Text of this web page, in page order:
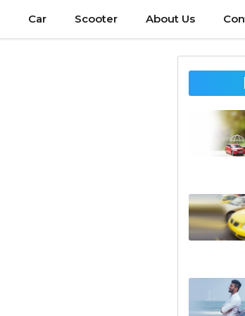
Car Scooter About Us